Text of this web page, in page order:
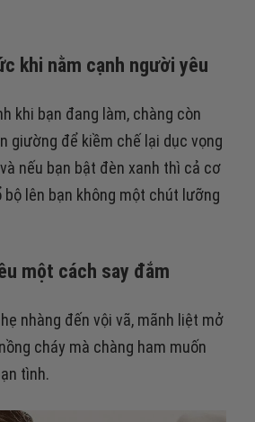
khi nằm cạnh người yêu
khi bạn đang làm, chàng còn
giường để kiềm chế lại dục vọng
nếu bạn bật đèn xanh thì cả cơ
lên bạn không một chút lưỡng
một cách say đắm
nhàng đến vội vã, mãnh liệt mở
cháy mà chàng ham muốn
tình.